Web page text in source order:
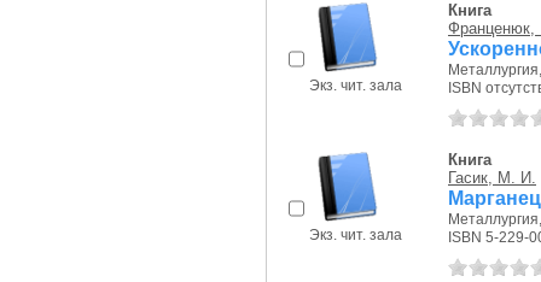
Экз. чит. зала
Книга
ISBN
Экз. чит. зала
Книга
Гасик, М. И.
Марганец
ISBN 5-229-